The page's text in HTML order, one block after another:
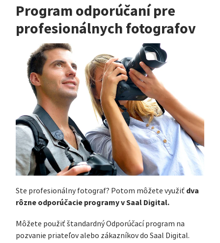
Program odporúčaní pre
profesionálnych fotografov
Ste profesionálny fotograf? Potom môžete využiť dva
rôzne odporúčacie programy v Saal Digital.
Môžete použiť štandardný Odporúčací program na
pozvanie priateľov alebo zákazníkov do Saal Digital.